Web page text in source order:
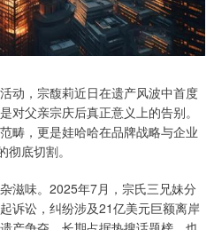
动，宗馥莉近日在遗产风波中首度
对父亲宗庆后真正意义上的告别。
畴，更是娃哈哈在品牌战略与企业
底切割。
滋味。2025年7月，宗氏三兄妹分
诉讼，纠纷涉及21亿美元巨额离岸